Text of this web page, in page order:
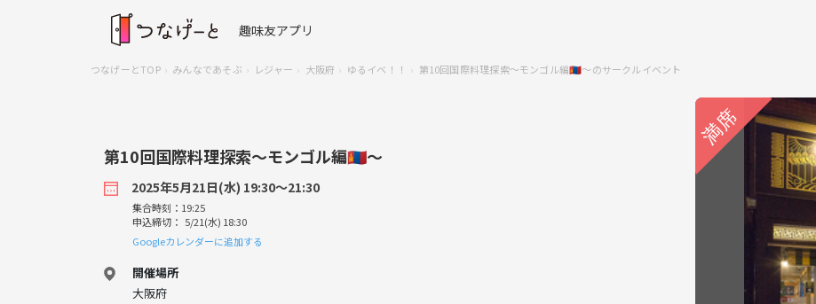
趣味友アプリ
つなげーとTOP みんなであそぶ レジャー 大阪府 ゆるイベ！！ 第10回国際料理探索〜モンゴル編🇲🇳〜のサークルイベント
第10回国際料理探索〜モンゴル編🇲🇳〜
2025年5月21日(水) 19:30〜21:30
集合時刻：19:25
申込締切： 5/21(水) 18:30
Googleカレンダーに追加する
開催場所
大阪府